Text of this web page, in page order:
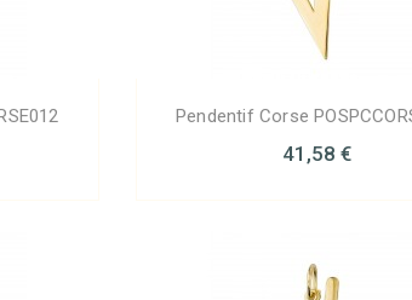
Pendentif Corse
41,58 €